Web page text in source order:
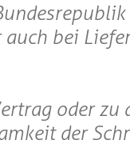
bei
oder zu
der